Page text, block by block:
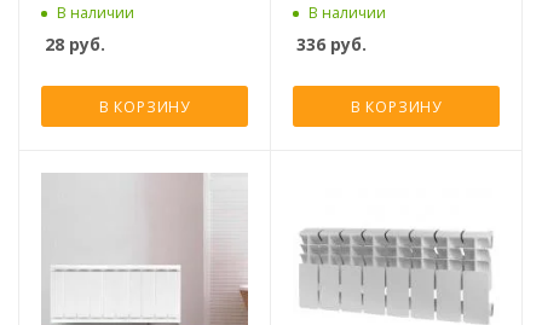
В наличии
28 руб.
В КОРЗИНУ
В наличии
336 руб.
В КОРЗИНУ